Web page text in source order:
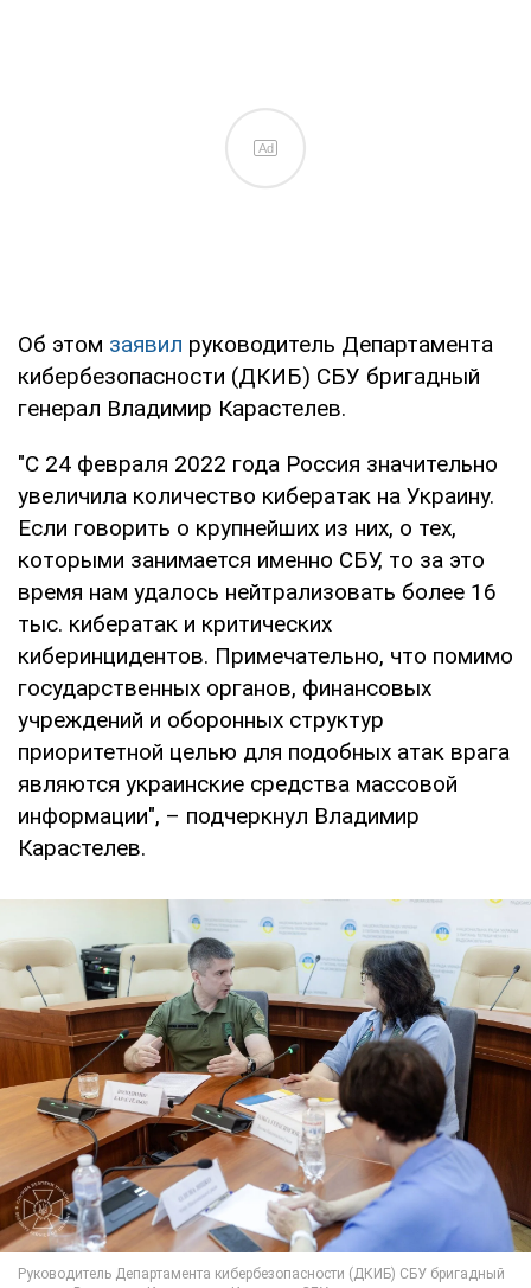
Ad
Об этом заявил руководитель Департамента
кибербезопасности (ДКИБ) СБУ бригадный
генерал Владимир Карастелев.
"С 24 февраля 2022 года Россия значительно
увеличила количество кибератак на Украину.
Если говорить о крупнейших из них, о тех,
которыми занимается именно СБУ, то за это
время нам удалось нейтрализовать более 16
тыс. кибератак и критических
киберинцидентов. Примечательно, что помимо
государственных органов, финансовых
учреждений и оборонных структур
приоритетной целью для подобных атак врага
являются украинские средства массовой
информации", – подчеркнул Владимир
Карастелев.